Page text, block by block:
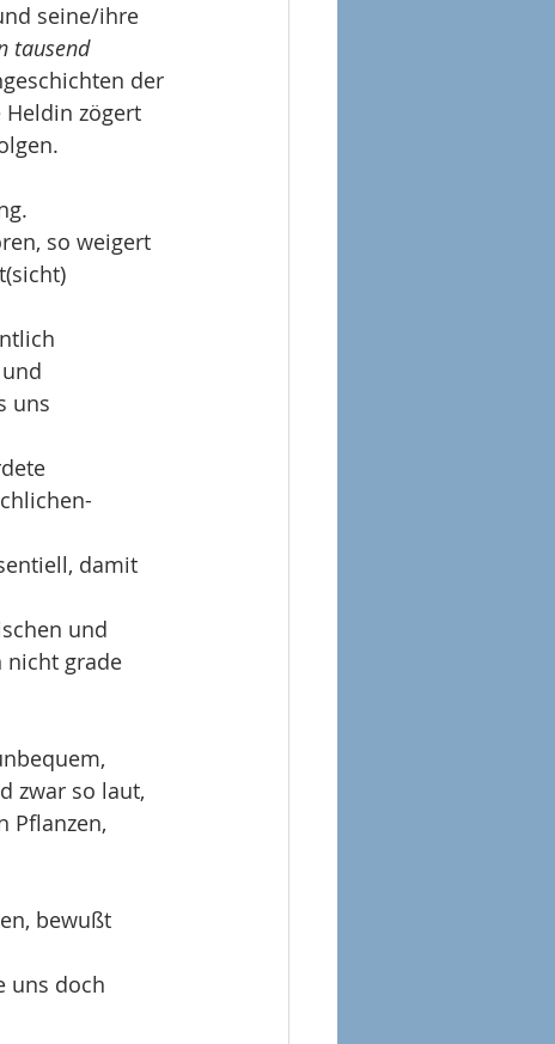
seine/ihre
tausend
der
zögert
so weigert
uns
damit
und
nicht grade
zwar so laut,
Pflanzen,
bewußt
uns doch